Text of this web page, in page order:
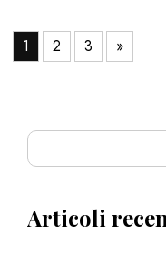
1 2 3 »
Articoli